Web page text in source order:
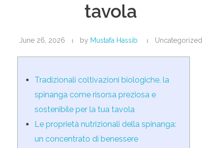
tavola
June 26, 2026 by Mustafa Hassib Uncategorized
Tradizionali coltivazioni biologiche, la
spinanga come risorsa preziosa e
sostenibile per la tua tavola
Le proprietà nutrizionali della spinanga:
un concentrato di benessere